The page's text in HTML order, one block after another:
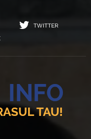
TWITTER